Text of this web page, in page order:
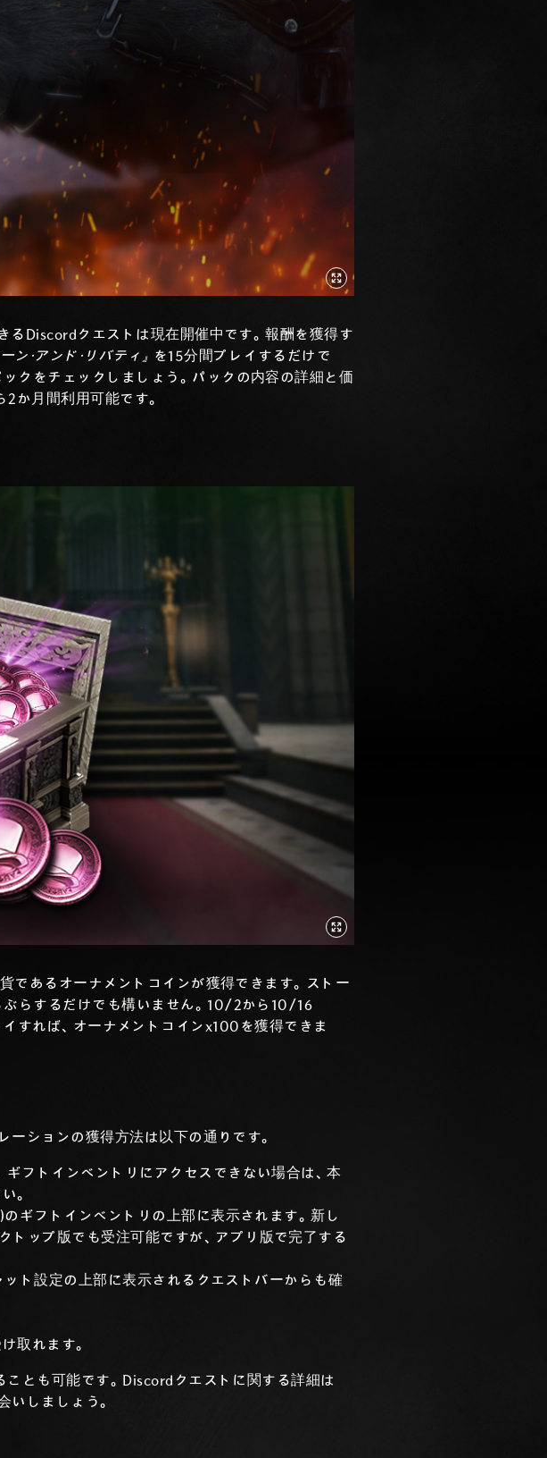
Discordクエストは現在開催中です。報酬を獲得す
ン・アンド・リバティ』 を15分間プレイするだけで
クをチェックしましょう。パックの内容の詳細と価
か月間利用可能です。
であるオーナメントコインが獲得できます。ストー
ぶらするだけでも構いません。10/2から10/16
すれば、オーナメントコインx100を獲得できま
ションの獲得方法は以下の通りです。
フトインベントリにアクセスできない場合は、本
。
ギフトインベントリの上部に表示されます。新し
ップ版でも受注可能ですが、アプリ版で完了する
ト設定の上部に表示されるクエストバーからも確
取れます。
とも可能です。Discordクエストに関する詳細は
いしましょう。